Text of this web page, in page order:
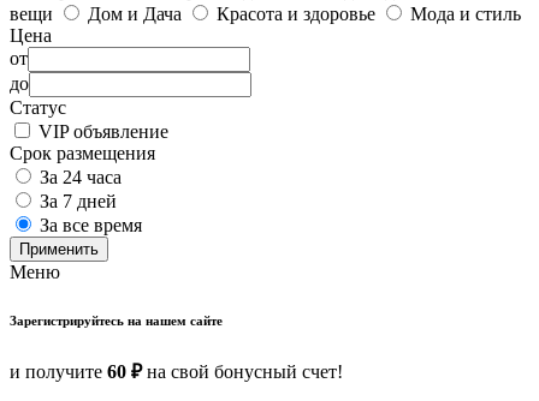
вещи
Дом и Дача Красота и здоровье
Мода и стиль
Цена
от
до
Статус
VIP объявление
Срок размещения
За 24 часа
За 7 дней
За все время
Применить
Меню
Зарегистрируйтесь на нашем сайте
и получите 60 ₽на свой бонусный счет!